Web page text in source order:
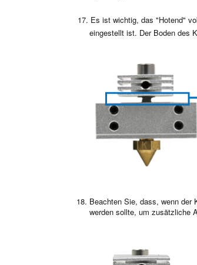
17. Es ist wichtig, das "Hotend"
eingestellt ist. Der Boden des
Beachten Sie, dass, wenn der
werden sollte, um zusätzliche